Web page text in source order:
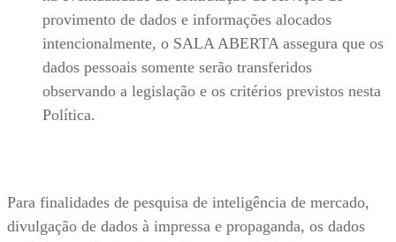
provimento de dados e informações alocados
intencionalmente, o SALA ABERTA assegura que os
dados pessoais somente serão transferidos
observando a legislação e os critérios previstos nesta
Política.
Para finalidades de pesquisa de inteligência de mercado,
divulgação de dados à impressa e propaganda, os dados